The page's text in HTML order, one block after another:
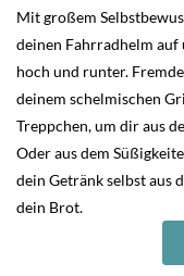
Mit großem
deinen Fahrradhelm
hoch und runter.
deinem schelmischen
Treppchen, um dir aus
Oder aus dem
dein Getränk selbst aus
dein Brot.